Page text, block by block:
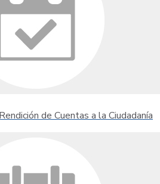
de Cuentas a la Ciudadanía